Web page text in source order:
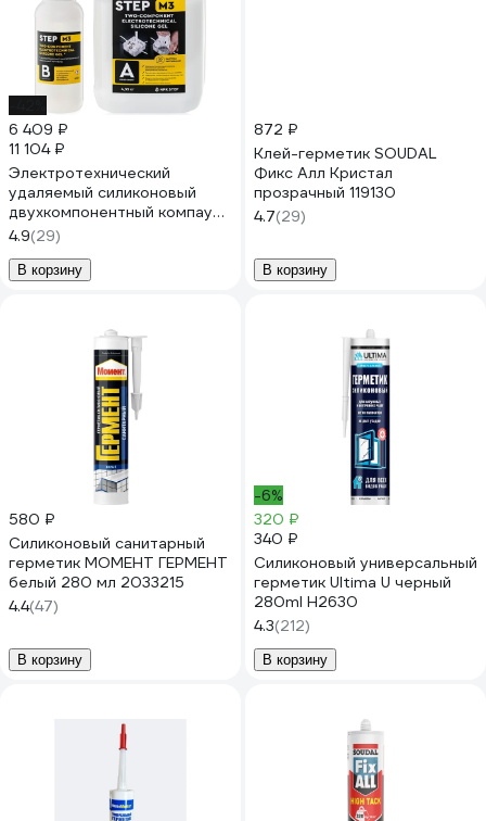
6 409 ₽
11 104 ₽
Электротехнический
удаляемый силиконовый
двухкомпонентный компаунд
НПК СТЭП STEP-M3 5 кг 00-
00001329
4.9(29)
В корзину
872 ₽
Клей-герметик SOUDAL
Фикс Алл Кристал
прозрачный 119130
4.7(29)
В корзину
580 ₽
Силиконовый санитарный
герметик МОМЕНТ ГЕРМЕНТ
белый 280 мл 2033215
4.4(47)
В корзину
-6%
320 ₽
340 ₽
Силиконовый универсальный
герметик Ultima U черный
280ml H2630
4.3(212)
В корзину